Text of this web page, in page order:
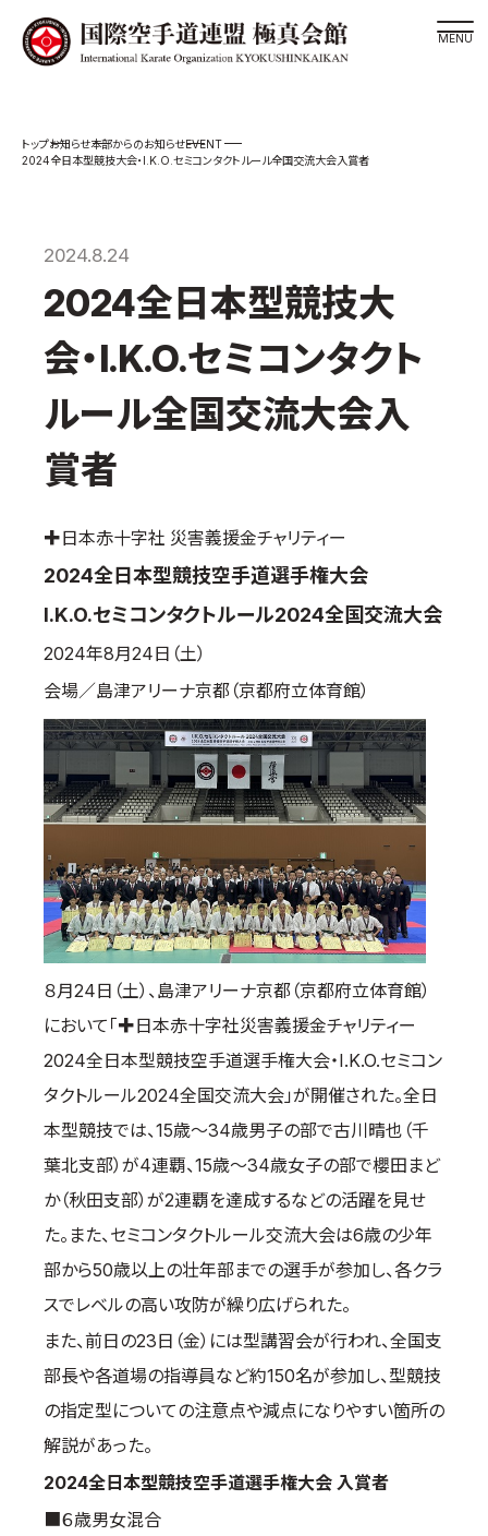
スケジュール
松井章奎館長 紹介
極真の歴史
極真会館のご案内
極真会館の概要
お知らせ
本部からのお知らせ
公式大会
公式記録
試合規則
入門のご案内
青少年部・保護者の方へ
一般の部・壮年部の方
会員制度
取材のお申し込み
よくある質問
本サイトについて
プライバシーポリシー
サイトマップ
Language
日本語
English
お知らせ本部からのお知らせEVENT
2024全日本型競技大会・I.K.O.セミコンタクトルール全国交流大会入賞者
2024.8.24
2024全日本型競技大
会・I.K.O.セミコンタクト
ルール全国交流大会入
賞者
✚日本赤十字社 災害義援金チャリティー
2024全日本型競技空手道選手権大会
I.K.O.セミコンタクトルール2024全国交流大会
2024年8月24日（土）
会場／島津アリーナ京都（京都府立体育館）
８月24日（土）、島津アリーナ京都（京都府立体育館）
において「✚日本赤十字社災害義援金チャリティー
2024全日本型競技空手道選手権大会・I.K.O.セミコン
タクトルール2024全国交流大会」が開催された。全日
本型競技では、15歳～34歳男子の部で古川晴也（千
葉北支部）が4連覇、15歳～34歳女子の部で櫻田まど
か（秋田支部）が2連覇を達成するなどの活躍を見せ
た。また、セミコンタクトルール交流大会は6歳の少年
部から50歳以上の壮年部までの選手が参加し、各クラ
スでレベルの高い攻防が繰り広げられた。
また、前日の23日（金）には型講習会が行われ、全国支
部長や各道場の指導員など約150名が参加し、型競技
の指定型についての注意点や減点になりやすい箇所の
解説があった。
2024全日本型競技空手道選手権大会 入賞者
■６歳男女混合